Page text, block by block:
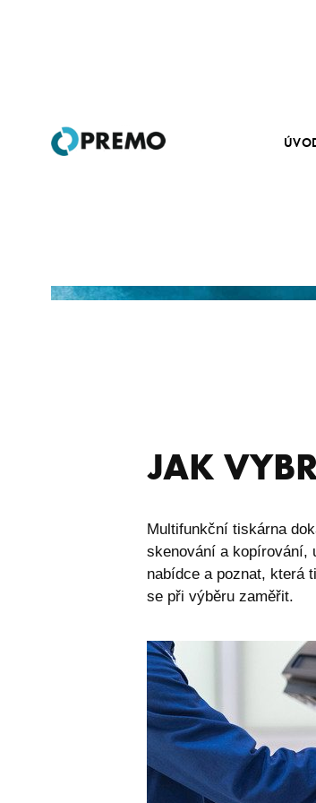
JAK
Multifunkční tiskárna
skenování a kopírování,
nabídce a poznat, která
se při výběru zaměřit.